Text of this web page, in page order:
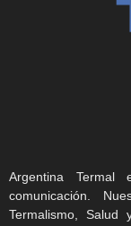
Argentina
comunicación.
Termalismo, Salud